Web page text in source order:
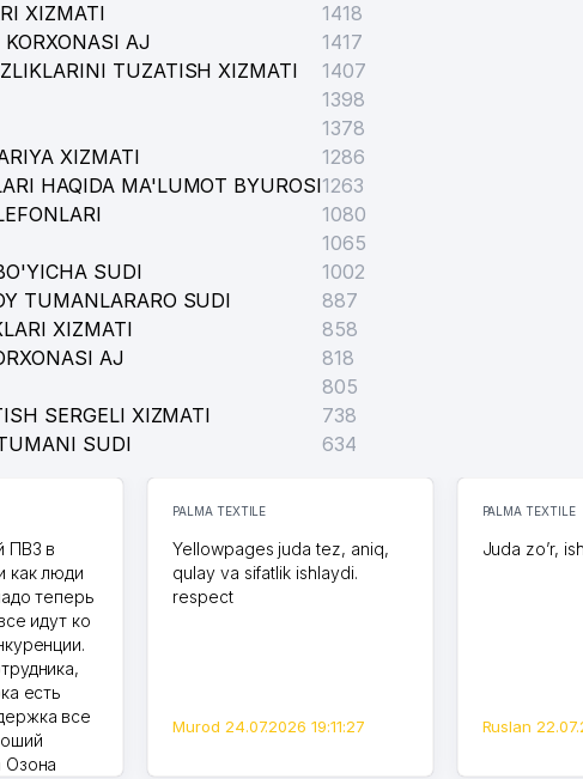
XIZMATI
1418
AJ
1417
TUZATISH XIZMATI
1407
1398
1378
XIZMATI
1286
HAQIDA MA'LUMOT BYUROSI1263
1080
1065
SUDI
1002
TUMANLARARO SUDI
887
XIZMATI
858
AJ
818
805
SERGELI XIZMATI
738
SUDI 634
ПВЗ в
как люди
теперь
идут ко
есть
все
Озона
PALMA TEXTILE
Yellowpages juda tez, aniq,
qulay va sifatlik ishlaydi.
respect
Murod 24.07.2026 19:11:27
PALMA TEXTILE
Juda zo’r,
Ruslan